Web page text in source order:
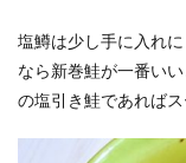
塩鱒は少し手に入れ
なら新巻鮭が一番い
の塩引き鮭であれば